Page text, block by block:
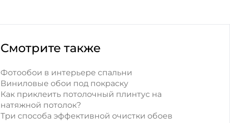
Смотрите также
Фотообои в интерьере спальни
Виниловые обои под покраску
Как приклеить потолочный плинтус на
натяжной потолок?
Три способа эффективной очистки обоев